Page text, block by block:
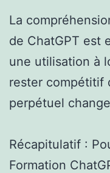
La
de ChatGPT est
une utilisation à
rester compétitif
perpétuel
Récapitulatif :
Formation